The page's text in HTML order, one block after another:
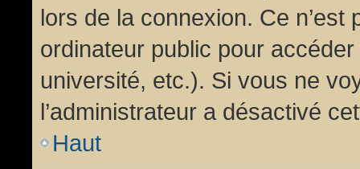
lors de la connexion. Ce
ordinateur public pour
université, etc.). Si vous ne
l’administrateur a désactivé
Haut